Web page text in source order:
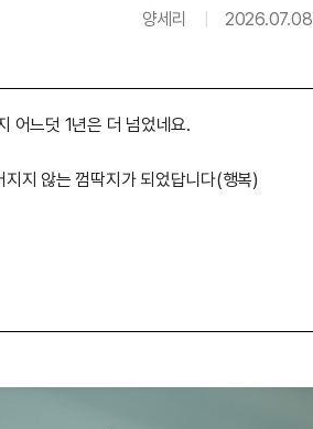
양세리 2026.07.08
어느덧 1년은 더 넘었네요.
지 않는 껌딱지가 되었답니다(행복)